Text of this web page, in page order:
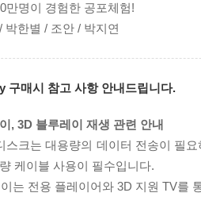
만명이 경험한 공포체험!
박한별 / 조안 / 박지연
구매시 참고 사항 안내드립니다.
, 3D 블루레이 재생 관련 안내
스크는 대용량의 데이터 전송이 필
케이블 사용이 필수입니다.
는 전용 플레이어와 3D 지원 TV를